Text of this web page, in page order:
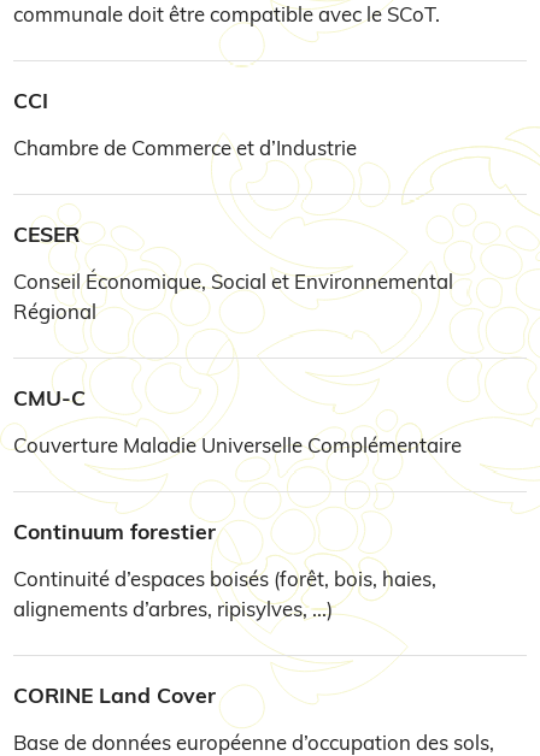
communale doit être compatible avec le SCoT.
CCI
Chambre de Commerce et d’Industrie
CESER
Conseil Économique, Social et Environnemental
Régional
CMU-C
Couverture Maladie Universelle Complémentaire
Continuum forestier
Continuité d’espaces boisés (forêt, bois, haies,
alignements d’arbres, ripisylves, ...)
CORINE Land Cover
Base de données européenne d’occupation des sols,